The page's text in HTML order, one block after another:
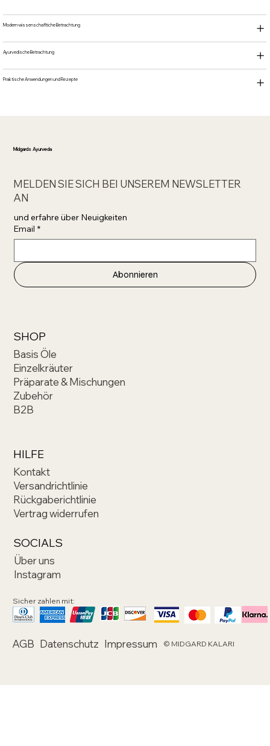
Modern-wissenschafltiche Betrachtung
Ayurvedische Betrachtung
Praktische Anwendungen und Rezepte
SOCIALS
Über uns
Instagram
HILFE
Kontakt
Versandrichtlinie
Rückgaberichtlinie
Vertrag widerrufen
SHOP
Basis Öle
Einzelkräuter
Präparate & Mischungen
Zubehör
B2B
Midgards Ayurveda
MELDEN SIE SICH BEI UNSEREM NEWSLETTER
AN
Email *
Abonnieren
Sicher zahlen mit:
AGB Datenschutz Impressum © MIDGARD KALARI